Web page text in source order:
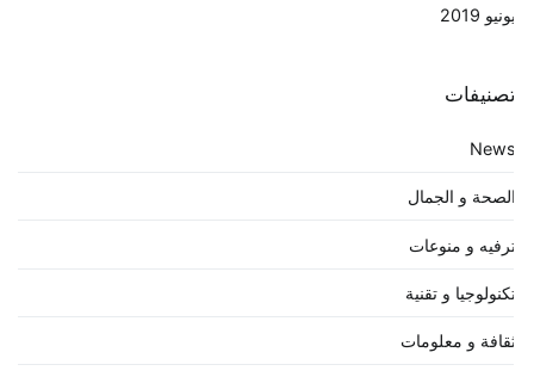
2019
و الجمال
و منوعات
و تقنية
و معلومات